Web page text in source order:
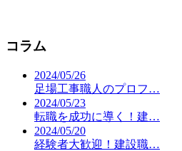
コラム
2024/05/26
足場工事職人のプロフ…
2024/05/23
転職を成功に導く！建…
2024/05/20
経験者大歓迎！建設職…